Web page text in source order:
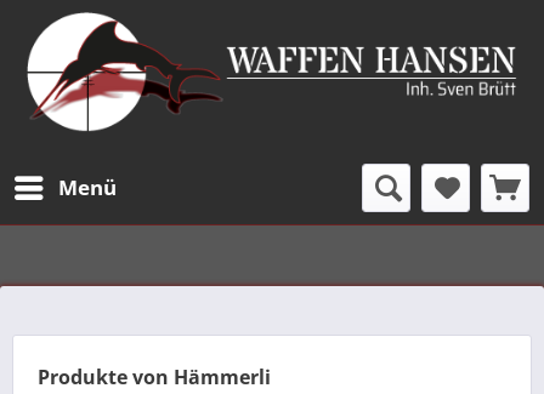
Menü
Produkte von Hämmerli